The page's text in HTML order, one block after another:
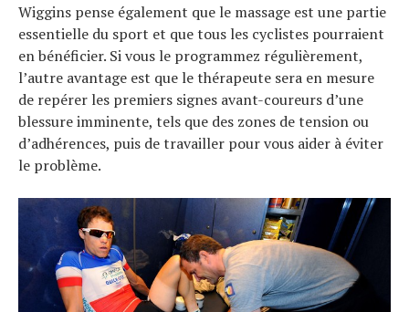
Wiggins pense également que le massage est une partie
essentielle du sport et que tous les cyclistes pourraient
en bénéficier. Si vous le programmez régulièrement,
l’autre avantage est que le thérapeute sera en mesure
de repérer les premiers signes avant-coureurs d’une
blessure imminente, tels que des zones de tension ou
d’adhérences, puis de travailler pour vous aider à éviter
le problème.